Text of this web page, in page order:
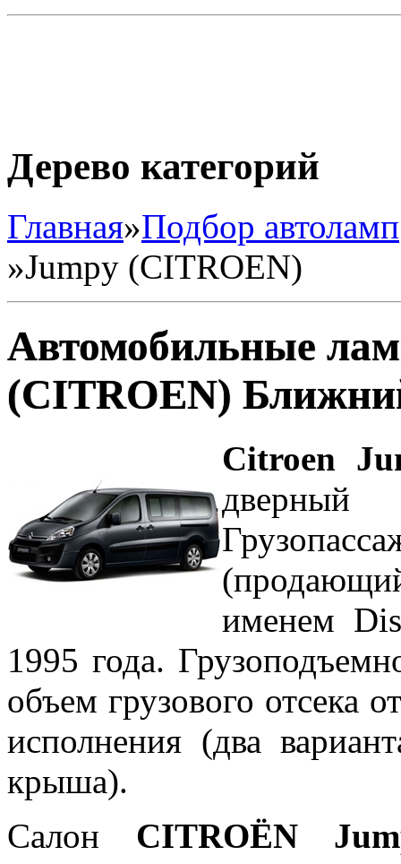
Дерево категорий
Главная»Подбор автоламп
»Jumpy (CITROEN)
Автомобильные
(CITROEN)
Citroen
именем
1995 года.
объем грузового отсека
исполнения (два
крыша).
Салон CITROЁN